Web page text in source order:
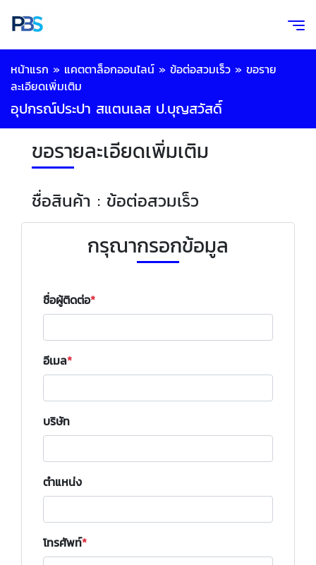
หน้าแรก » แคตตาล็อกออนไลน์ » ข้อต่อสวมเร็ว » ขอราย
ละเอียดเพิ่มเติม
อุปกรณ์ประปา สแตนเลส ป.บุญสวัสดิ์
ขอรายละเอียดเพิ่มเติม
ชื่อสินค้า : ข้อต่อสวมเร็ว
กรุณากรอกข้อมูล
ชื่อผู้ติดต่อ
อีเมล
บริษัท
ตำแหน่ง
โทรศัพท์